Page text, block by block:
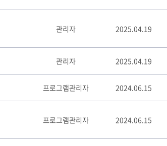
관리자 2025.04.19
관리자 2025.04.19
프로그램관리자 2024.06.15
프로그램관리자 2024.06.15